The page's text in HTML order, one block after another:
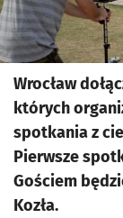
Wrocław
których
spotkania z
Pierwsze
Gościem
Kozła.